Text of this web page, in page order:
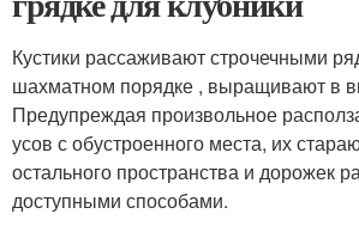
Кустики рассаживают строчечными
шахматном порядке , выращивают в
Предупреждая произвольное
усов с обустроенного места, их
остального пространства и дорожек
доступными способами.